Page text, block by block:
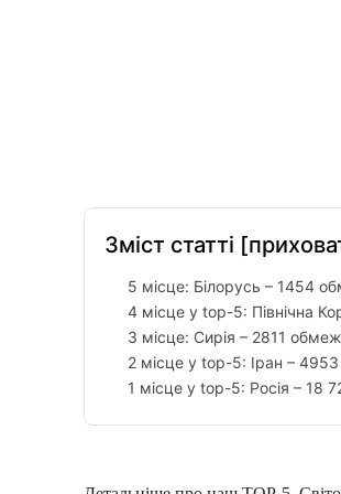
Зміст статті
5 місце: Білорусь – 1454
4 місце у top-5: Північна
3 місце: Сирія – 2811
2 місце у top-5: Іран –
1 місце у top-5: Росія – 18